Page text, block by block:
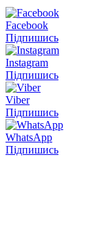
Facebook
Підпишись
Instagram
Підпишись
Viber
Підпишись
WhatsApp
Підпишись